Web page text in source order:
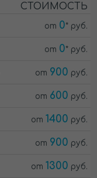
СТОИМОСТЬ
от 0* руб.
от 0* руб.
от 900 руб.
от 600 руб.
от 1400 руб.
от 900 руб.
от 1300 руб.